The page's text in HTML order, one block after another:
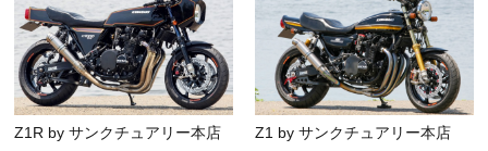
Z1R by サンクチュアリー本店 Z1 by サンクチュアリー本店